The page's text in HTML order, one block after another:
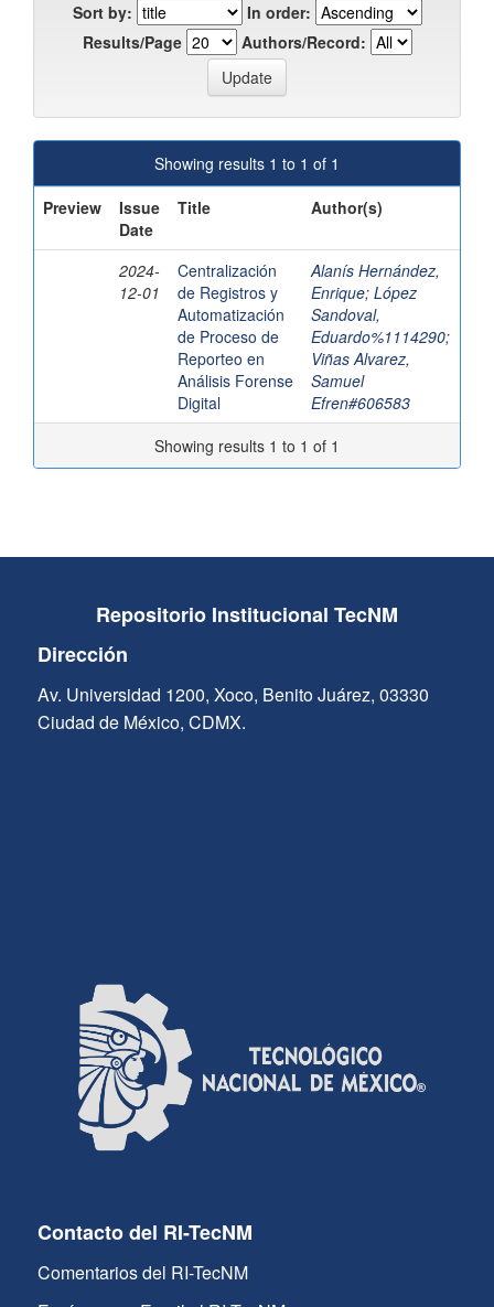
Sort by:
In order:
Results/Page
Authors/Record:
Showing results 1 to 1 of 1
Preview
Issue
Date
Title Author(s)
2024-
12-01
Centralización
de Registros y
Automatización
de Proceso de
Reporteo en
Análisis Forense
Digital
Alanís Hernández,
Enrique; López
Sandoval,
Eduardo%1114290;
Viñas Alvarez,
Samuel
Efren#606583
Showing results 1 to 1 of 1
Repositorio Institucional TecNM
Dirección
Av. Universidad 1200, Xoco, Benito Juárez, 03330
Ciudad de México, CDMX.
Contacto del RI-TecNM
Comentarios del RI-TecNM